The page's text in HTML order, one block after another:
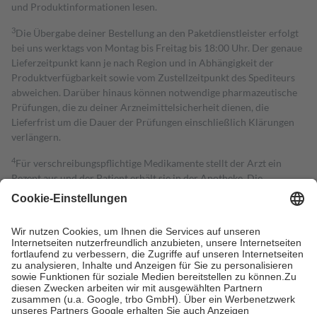
und Produktinformationen lesen.
3Die Übergabe deiner Bestellung an den Paketdienstleister erfolgt
bei uns werktags von Montag bis Freitag bis 18:00 Uhr. Der genaue
Lieferzeitpunkt kann je nach Region und in Abhängigkeit der
Produktverfügbarkeit sowie vom Zustellzeitpunkt des Spediteurs
abweichen. Darüber hinaus können notwendige pharmazeutische
Prüfungen, die zu deiner Arzneimittelsicherheit dienen, die
Lieferfrist um die Dauer der Prüfungen einschließlich Klärungen
verlängern.
4Für verschreibungspflichtige Medikamente stellt der Arzt ein
Rezept aus und der Patient erhält sie in der Apotheke. Die
gesetzliche Krankenversicherung übernimmt in der Regel die
Kosten dafür, der Versicherte trägt einen Teil davon als Zuzahlung
Grundsätzlich leisten Mitglieder Zuzahlungen in Höhe von zehn
Prozent des Abgabepreises,mindestens jedochfünf Euround
höchstens zehn Euro.Es sind jedoch nie mehr als die tatsächlichen
Kosten der Leistung zu entrichten.
Diese Regeln gelten grundsätzlich auch für Online-Apotheken.
Bei Heilmitteln und häuslicher Krankenpflege beträgt die